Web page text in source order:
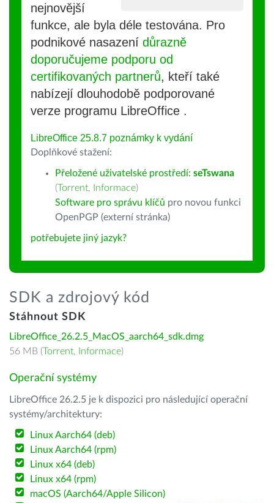
nejnovější
funkce, ale byla déle testována. Pro
podnikové nasazení důrazně
doporučujeme podporu od
certifikovaných partnerů, kteří také
nabízejí dlouhodobě podporované
verze programu LibreOffice .
LibreOffice 25.8.7 poznámky k vydání
Doplňkové stažení:
Přeložené uživatelské prostředí: seTswana
(Torrent, Informace)
Software pro správu klíčů pro novou funkci
OpenPGP (externí stránka)
potřebujete jiný jazyk?
SDK a zdrojový kód
Stáhnout SDK
LibreOffice_26.2.5_MacOS_aarch64_sdk.dmg
56 MB (Torrent, Informace)
Operační systémy
LibreOffice 26.2.5 je k dispozici pro následující operační
systémy/architektury:
Linux Aarch64 (deb)
Linux Aarch64 (rpm)
Linux x64 (deb)
Linux x64 (rpm)
macOS (Aarch64/Apple Silicon)